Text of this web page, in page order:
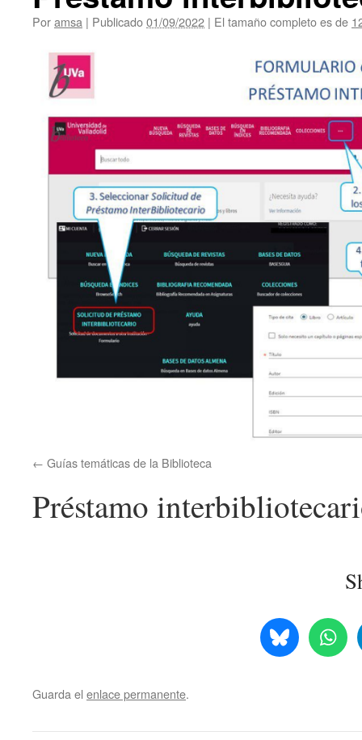
Poramsa | Publicado01/09/2022 | El tamaño completo es de
Guías temáticas de la Biblioteca
Préstamo
Guarda el enlace permanente.